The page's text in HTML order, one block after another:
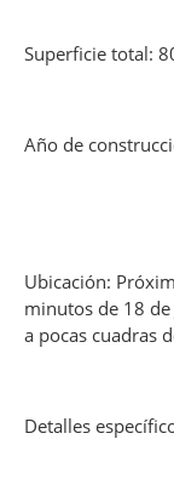
Superficie total:
Año de
Ubicación:
minutos de 18
a pocas cuadras
Detalles